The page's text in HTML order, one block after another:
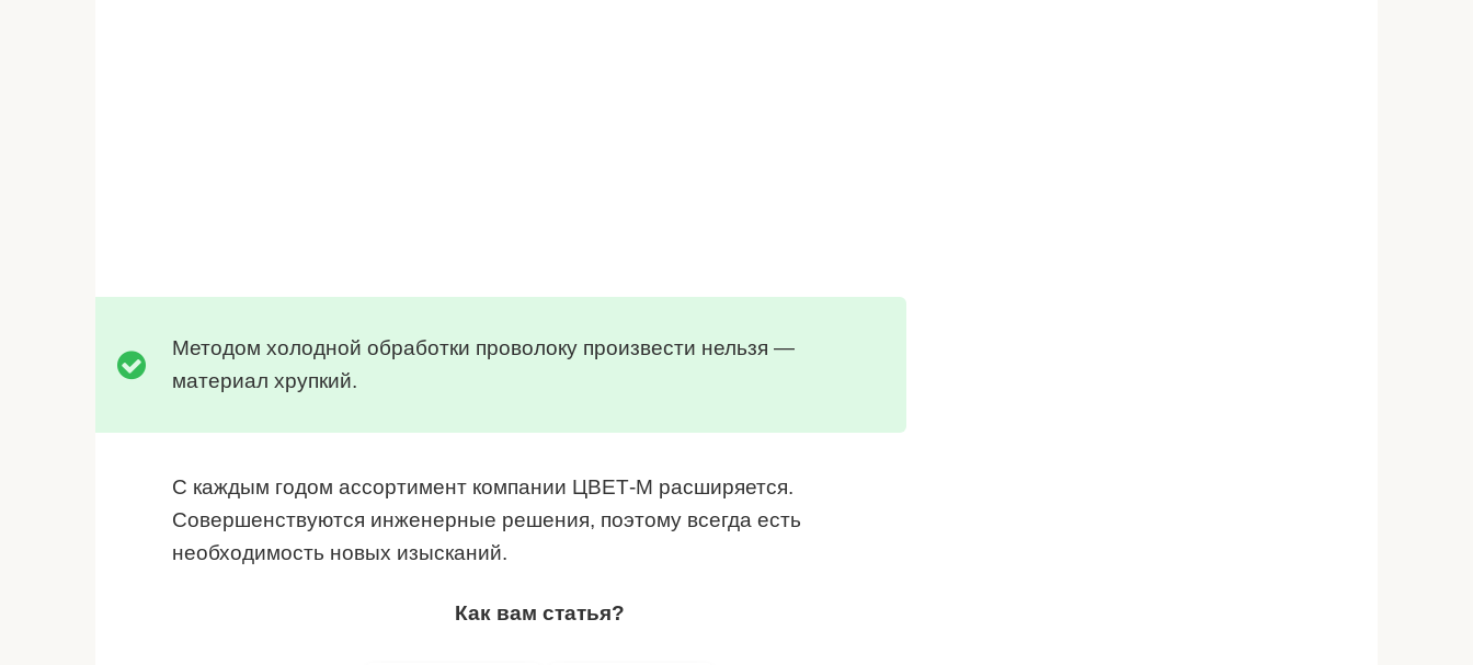
Методом холодной обработки проволоку произвести нельзя —
материал хрупкий.
С каждым годом ассортимент компании ЦВЕТ-М расширяется.
Совершенствуются инженерные решения, поэтому всегда есть
необходимость новых изысканий.
Как вам статья?